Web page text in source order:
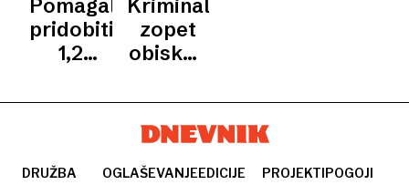
praznini
DEJSTEV
Pomagali
pridobiti
1,2
evrov
protipravne
premoženjske
koristi
HITRI
Kriminalisti
zopet
obiskali
laboratorij
DRUŽBA
OGLAŠEVANJEEDICIJE
PROJEKTIPOGOJI